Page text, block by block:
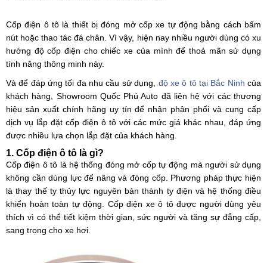
Cốp điện ô tô là thiết bị đóng mở cốp xe tự động bằng cách bấm
nút hoặc thao tác đá chân. Vì vậy, hiện nay nhiều người dùng có xu
hướng độ cốp điện cho chiếc xe của mình để thoả mãn sử dụng
tính năng thông minh này.
Và để đáp ứng tối đa nhu cầu sử dụng, độ xe ô tô tại Bắc Ninh của
khách hàng, Showroom Quốc Phú Auto đã liên hệ với các thương
hiệu sản xuất chính hãng uy tín để nhận phân phối và cung cấp
dịch vụ lắp đặt cốp điện ô tô với các mức giá khác nhau, đáp ứng
được nhiều lựa chọn lắp đặt của khách hàng.
1. Cốp điện ô tô là gì?
Cốp điện ô tô là hệ thống đóng mở cốp tự động mà người sử dụng
không cần dùng lực để nâng và đóng cốp. Phương pháp thực hiện
là thay thế ty thủy lực nguyên bản thành ty điện và hệ thống điều
khiển hoàn toàn tự động. Cốp điện xe ô tô được người dùng yêu
thích vì có thể tiết kiệm thời gian, sức người và tăng sự đẳng cấp,
sang trọng cho xe hơi.